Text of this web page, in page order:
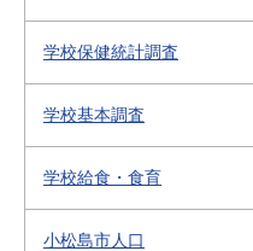
学校保健統計調査
学校基本調査
学校給食・食育
小松島市人口